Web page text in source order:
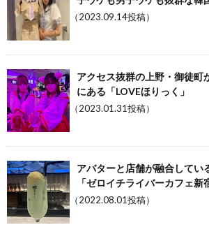
（2023.09.14投稿）
アクセス抜群の上野・御徒町
にある「LOVEほりっく」
（2023.01.31投稿）
アバターと店舗が融合してい
「ゼロイチライバーカフェ新
（2022.08.01投稿）